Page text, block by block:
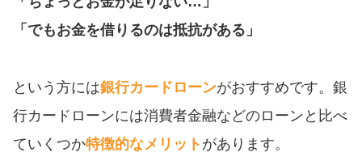
カードローンQ&A
リボ払いをそのまま払いきると
損！
「でもお金を借りるのは抵抗がある」
という方には銀行カードローンがおすすめです。銀
行カードローンには消費者金融などのローンと比べ
ていくつか特徴的なメリット があります。